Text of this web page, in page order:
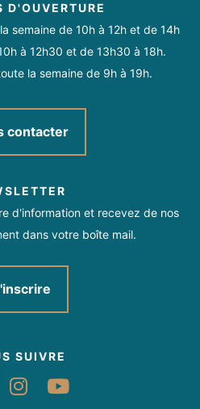
D'OUVERTURE
semaine de 10h à 12h et de 14h
à 12h30 et de 13h30 à 18h.
la semaine de 9h à 19h.
contacter
d'information et recevez de nos
dans votre boîte mail.
SUIVRE
nous sur
Suivez-nous sur
Suivez-nous